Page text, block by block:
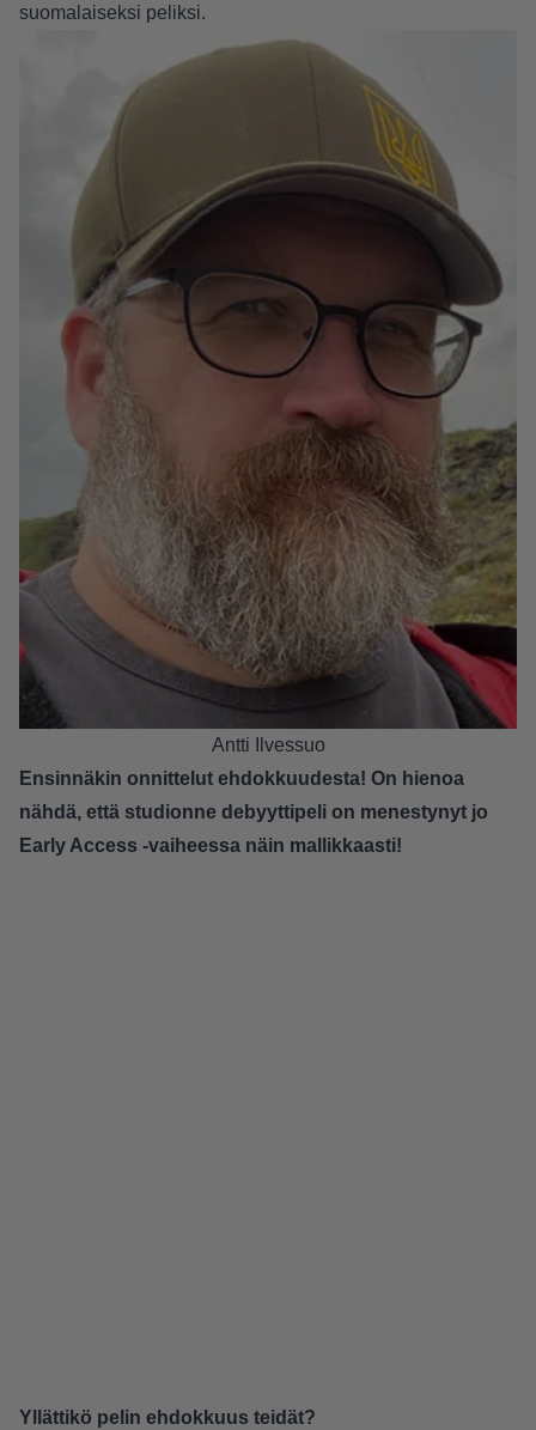
suomalaiseksi peliksi.
Antti Ilvessuo
Ensinnäkin onnittelut ehdokkuudesta! On hienoa
nähdä, että studionne debyyttipeli on menestynyt jo
Early Access -vaiheessa näin mallikkaasti!
Yllättikö pelin ehdokkuus teidät?